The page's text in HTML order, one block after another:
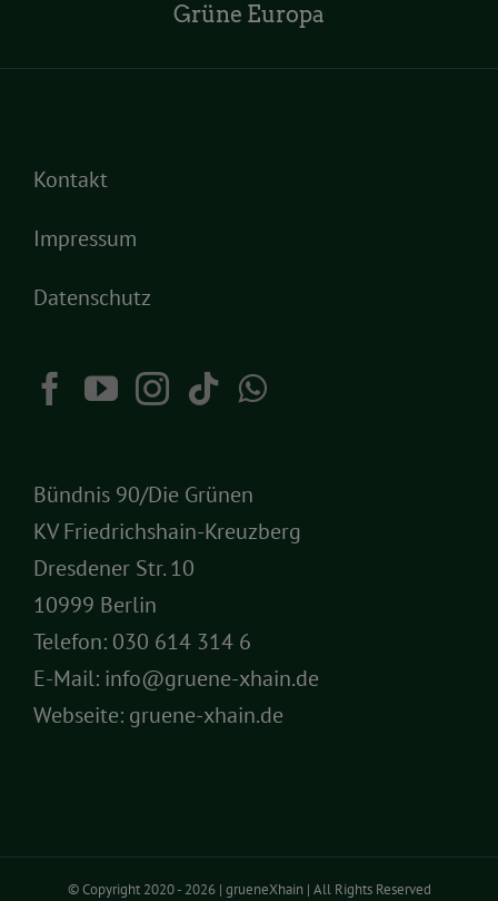
Grüne Europa
Kontakt
Impressum
Datenschutz
Bündnis 90/Die Grünen
KV Friedrichshain-Kreuzberg
Dresdener Str. 10
10999 Berlin
Telefon: 030 614 314 6
E-Mail: info@gruene-xhain.de
Webseite: gruene-xhain.de
© Copyright 2020 - 2026 | grueneXhain | All Rights Reserved